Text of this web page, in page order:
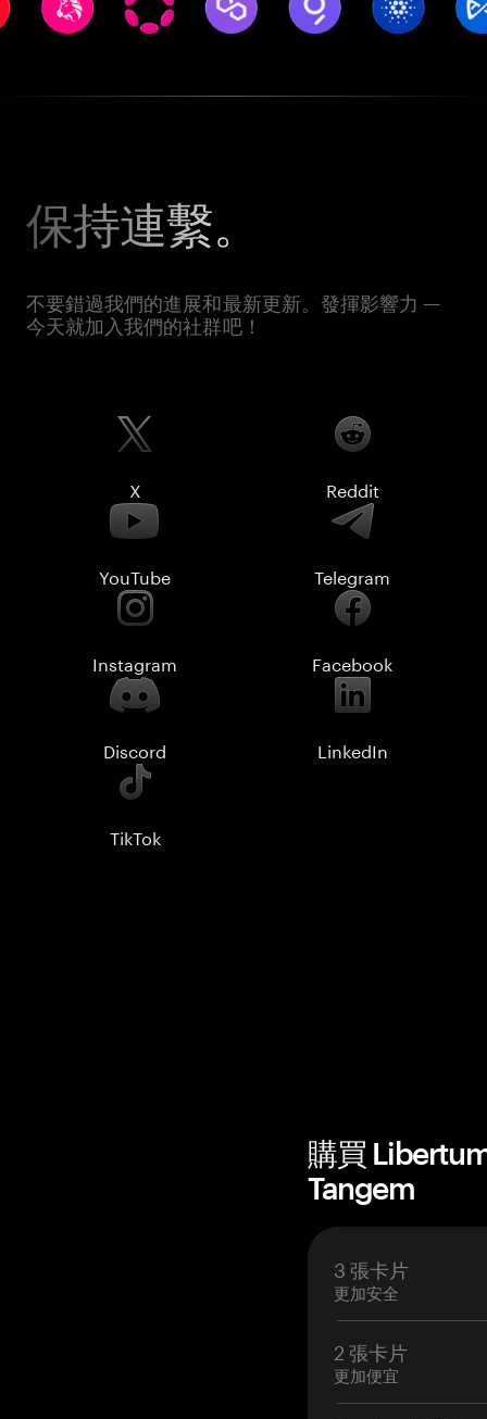
保持連繫。
不要錯過我們的進展和最新更新。發揮影響力 —
今天就加入我們的社群吧！
X Reddit
YouTube Telegram
Instagram Facebook
Discord LinkedIn
TikTok
購買
Tangem
3 張卡片
更加安全
2 張卡片
更加便宜